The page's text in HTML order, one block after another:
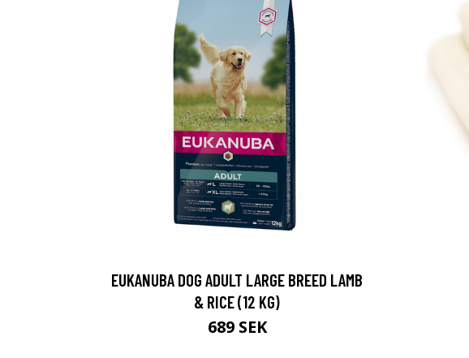
EUKANUBA DOG ADULT LARGE BREED LAMB
& RICE (12 KG)
689 SEK